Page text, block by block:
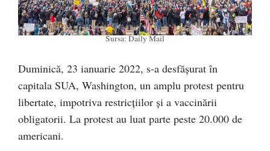
Sursa: Daily Mail
Duminică, 23 ianuarie 2022, s-a desfășurat în
capitala SUA, Washington, un amplu protest pentru
libertate, impotriva restricțiilor și a vaccinării
obligatorii. La protest au luat parte peste 20.000 de
americani.